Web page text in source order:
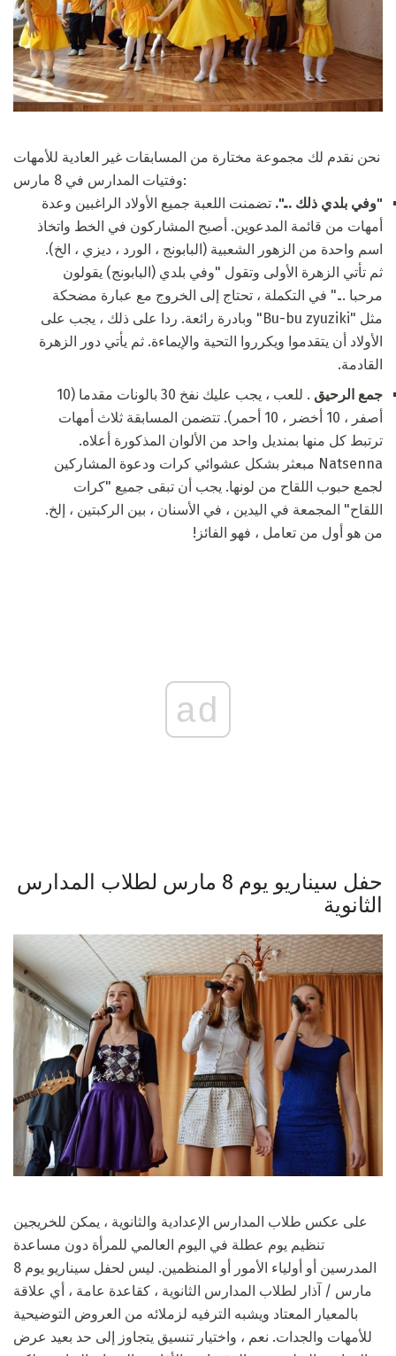
نحن نقدم لك مجموعة مختارة من المسابقات غير العادية للأمهات
وفتيات المدارس في 8 مارس:
"وفي بلدي ذلك ...". تضمنت اللعبة جميع الأولاد الراغبين وعدة
أمهات من قائمة المدعوين. أصبح المشاركون في الخط واتخاذ
اسم واحدة من الزهور الشعبية (البابونج ، الورد ، ديزي ، الخ).
ثم تأتي الزهرة الأولى وتقول "وفي بلدي (البابونج) يقولون
مرحبا ..." في التكملة ، تحتاج إلى الخروج مع عبارة مضحكة
مثل "Bu-bu zyuziki" وبادرة رائعة. ردا على ذلك ، يجب على
الأولاد أن يتقدموا ويكرروا التحية والإيماءة. ثم يأتي دور الزهرة
القادمة.
جمع الرحيق
. للعب ، يجب عليك نفخ 30 بالونات مقدما (10
أصفر ، 10 أخضر ، 10 أحمر). تتضمن المسابقة ثلاث أمهات
ترتبط كل منها بمنديل واحد من الألوان المذكورة أعلاه.
Natsenna مبعثر بشكل عشوائي كرات ودعوة المشاركين
لجمع حبوب اللقاح من لونها. يجب أن تبقى جميع "كرات
اللقاح" المجمعة في اليدين ، في الأسنان ، بين الركبتين ، إلخ.
من هو أول من تعامل ، فهو الفائز!
ad
حفل سيناريو يوم 8 مارس لطلاب المدارس
الثانوية
على عكس طلاب المدارس الإعدادية والثانوية ، يمكن للخريجين
تنظيم يوم عطلة في اليوم العالمي للمرأة دون مساعدة
المدرسين أو أولياء الأمور أو المنظمين. ليس لحفل سيناريو يوم 8
مارس / آذار لطلاب المدارس الثانوية ، كقاعدة عامة ، أي علاقة
بالمعيار المعتاد ويشبه الترفيه لزملائه من العروض التوضيحية
للأمهات والجدات. نعم ، واختيار تنسيق يتجاوز إلى حد بعيد عرض